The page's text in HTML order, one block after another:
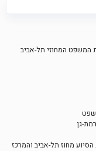
המשפט המחוזי תל-אביב
גן
מחוז תל-אביב והמרכז